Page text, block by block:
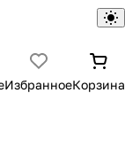
ИзбранноеКорзина